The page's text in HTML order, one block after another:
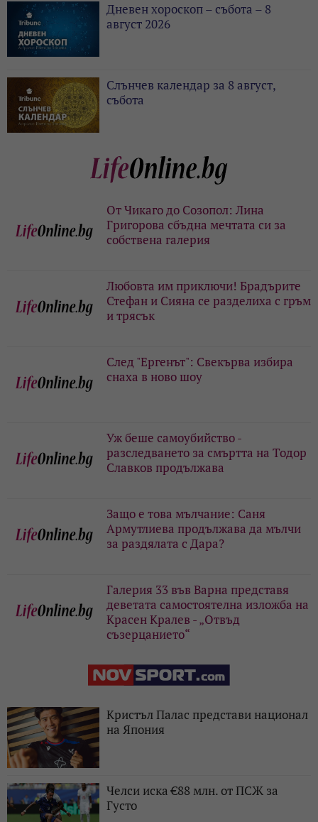
Дневен хороскоп – събота – 8
август 2026
Слънчев календар за 8 август,
събота
От Чикаго до Созопол: Лина
Григорова сбъдна мечтата си за
собствена галерия
Любовта им приключи! Брадърите
Стефан и Сияна се разделиха с гръм
и трясък
След "Ергенът": Свекърва избира
снаха в ново шоу
Уж беше самоубийство -
разследването за смъртта на Тодор
Славков продължава
Защо е това мълчание: Саня
Армутлиева продължава да мълчи
за раздялата с Дара?
Галерия 33 във Варна представя
деветата самостоятелна изложба на
Красен Кралев - „Отвъд
съзерцанието“
Кристъл Палас представи национал
на Япония
Челси иска €88 млн. от ПСЖ за
Густо